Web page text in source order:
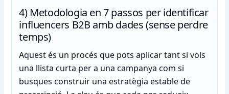
4) Metodologia en 7 passos per identificar
influencers B2B amb dades (sense perdre
temps)
Aquest és un procés que pots aplicar tant si vols
una llista curta per a una campanya com si
busques construir una estratègia estable de